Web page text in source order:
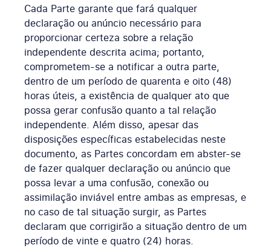
Cada Parte garante que fará qualquer
declaração ou anúncio necessário para
proporcionar certeza sobre a relação
independente descrita acima; portanto,
comprometem-se a notificar a outra parte,
dentro de um período de quarenta e oito (48)
horas úteis, a existência de qualquer ato que
possa gerar confusão quanto a tal relação
independente. Além disso, apesar das
disposições específicas estabelecidas neste
documento, as Partes concordam em abster-se
de fazer qualquer declaração ou anúncio que
possa levar a uma confusão, conexão ou
assimilação inviável entre ambas as empresas, e
no caso de tal situação surgir, as Partes
declaram que corrigirão a situação dentro de um
período de vinte e quatro (24) horas.